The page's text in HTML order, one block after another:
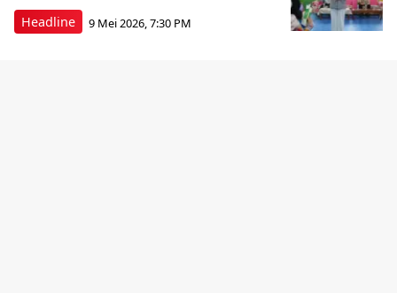
Headline 9 Mei 2026, 7:30 PM